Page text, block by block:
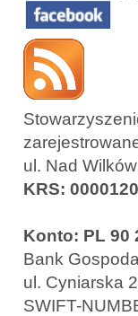
ul. Nad
KRS:
Konto: PL 90
Bank
ul. Cyniarska
SWIFT-